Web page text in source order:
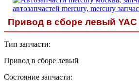
Привод в сборе левый YAC
Тип запчасти:
Привод в сборе левый
Состояние запчасти: